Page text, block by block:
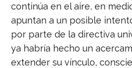
continúa en el aire, en
apuntan a un posible
por parte de la directiva
ya habría hecho un
extender su vínculo,